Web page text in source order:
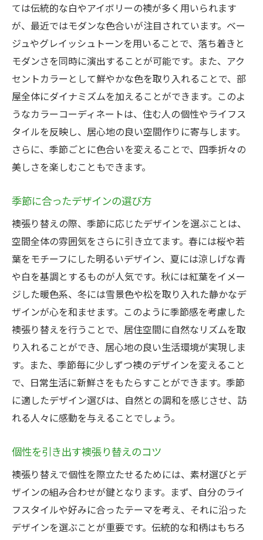
ては伝統的な白やアイボリーの襖が多く用いられます
が、最近ではモダンな色合いが注目されています。ベー
ジュやグレイッシュトーンを用いることで、落ち着きと
モダンさを同時に演出することが可能です。また、アク
セントカラーとして鮮やかな色を取り入れることで、部
屋全体にダイナミズムを加えることができます。このよ
うなカラーコーディネートは、住む人の個性やライフス
タイルを反映し、居心地の良い空間作りに寄与します。
さらに、季節ごとに色合いを変えることで、四季折々の
美しさを楽しむこともできます。
季節に合ったデザインの選び方
襖張り替えの際、季節に応じたデザインを選ぶことは、
空間全体の雰囲気をさらに引き立てます。春には桜や若
葉をモチーフにした明るいデザイン、夏には涼しげな青
や白を基調とするものが人気です。秋には紅葉をイメー
ジした暖色系、冬には雪景色や松を取り入れた静かなデ
ザインが心を和ませます。このように季節感を考慮した
襖張り替えを行うことで、居住空間に自然なリズムを取
り入れることができ、居心地の良い生活環境が実現しま
す。また、季節毎に少しずつ襖のデザインを変えること
で、日常生活に新鮮さをもたらすことができます。季節
に適したデザイン選びは、自然との調和を感じさせ、訪
れる人々に感動を与えることでしょう。
個性を引き出す襖張り替えのコツ
襖張り替えで個性を際立たせるためには、素材選びとデ
ザインの組み合わせが鍵となります。まず、自分のライ
フスタイルや好みに合ったテーマを考え、それに沿った
デザインを選ぶことが重要です。伝統的な和柄はもちろ